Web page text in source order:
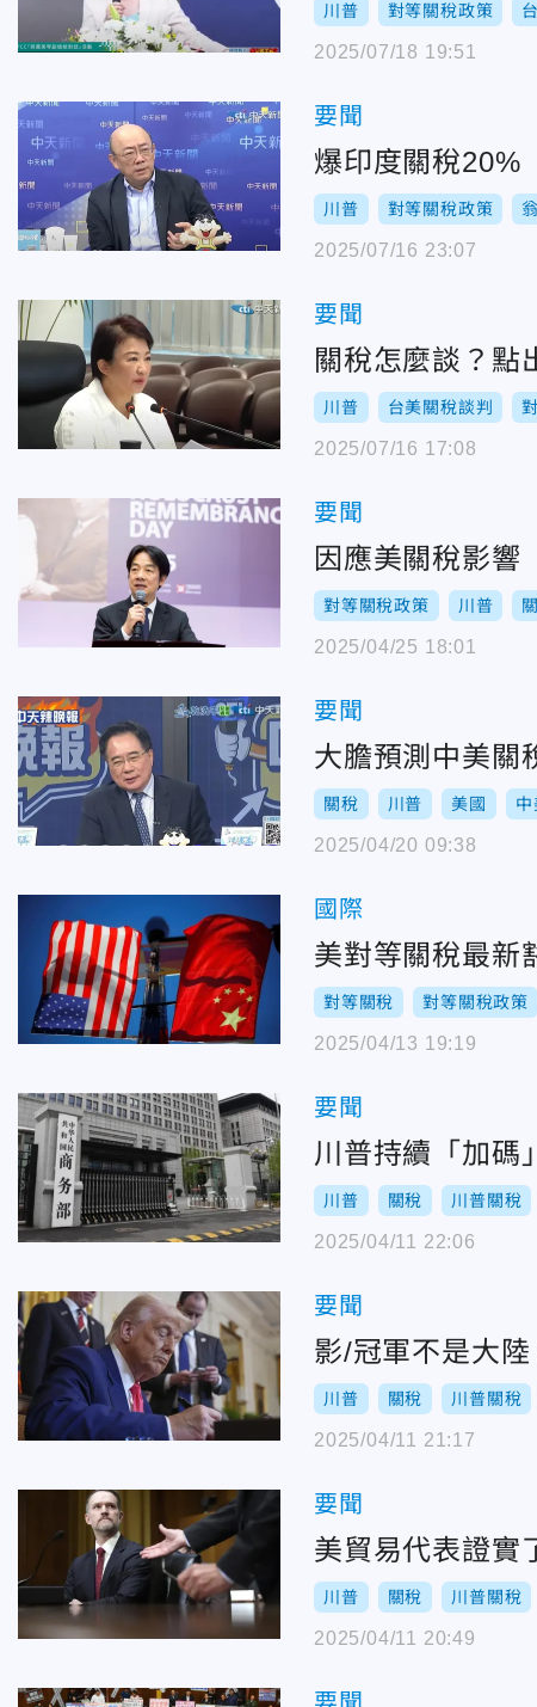
川普 對等關稅政策
2025/07/18 19:51
要聞
爆印度關稅
川普 對等關稅政策
2025/07/16 23:07
要聞
關稅怎麼談？
川普 台美關稅談判
2025/07/16 17:08
要聞
因應美關稅影
對等關稅政策 川普
2025/04/25 18:01
要聞
大膽預測中美
關稅 川普 美國 中
2025/04/20 09:38
國際
美對等關稅最
對等關稅 對等關稅政策
2025/04/13 19:19
要聞
川普持續「加碼
川普 關稅 川普關稅
2025/04/11 22:06
要聞
影/冠軍不是大
川普 關稅 川普關稅
2025/04/11 21:17
要聞
美貿易代表證實
川普 關稅 川普關稅
2025/04/11 20:49